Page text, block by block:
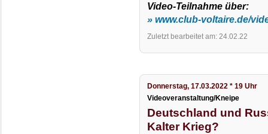
Video-Teilnahme über:
» www.club-voltaire.de/
Zuletzt bearbeitet am: 24.02.22
Donnerstag, 17.03.2022 * 19 Uhr
Videoveranstaltung/Kneipe
Deutschland und
Kalter Krieg?